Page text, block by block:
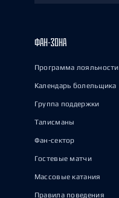
ФАН-ЗОНА
Программа лояльности
Календарь болельщика
Группа поддержки
Талисманы
Фан-сектор
Гостевые матчи
Массовые катания
Правила поведения